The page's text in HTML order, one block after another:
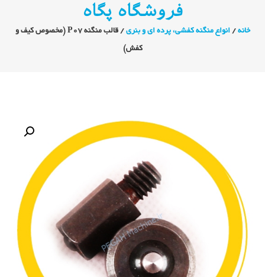
فروشگاه پگاه
خانه /انواع منگنه کفشی، پرده ای و بنری / قالب منگنه P07 (مخصوص کیف و
کفش)